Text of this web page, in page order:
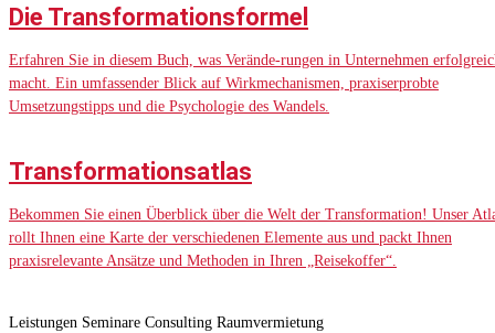
Die Transformationsformel
Erfahren Sie in diesem Buch, was Verände-rungen in Unternehmen
macht. Ein umfassender Blick auf Wirkmechanismen, praxiserprobte
Umsetzungstipps und die Psychologie des Wandels.
Transformationsatlas
Bekommen Sie einen Überblick über die Welt der Transformation! Unser
rollt Ihnen eine Karte der verschiedenen Elemente aus und packt Ihnen
praxisrelevante Ansätze und Methoden in Ihren „Reisekoffer“.
Leistungen Seminare Consulting Raumvermietung